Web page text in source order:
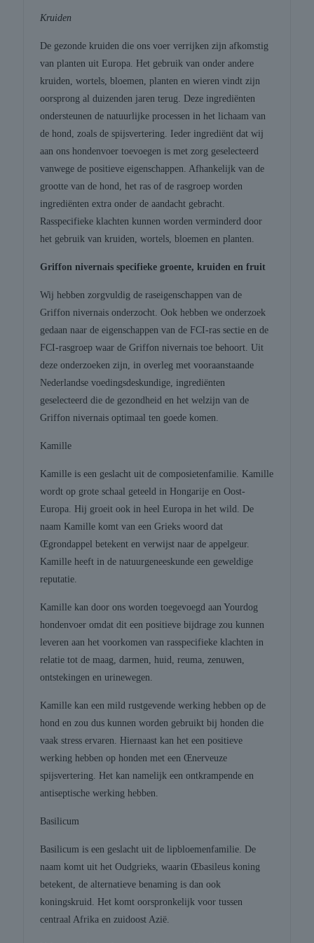
Kruiden
De gezonde kruiden die ons voer verrijken zijn afkomstig
van planten uit Europa. Het gebruik van onder andere
kruiden, wortels, bloemen, planten en wieren vindt zijn
oorsprong al duizenden jaren terug. Deze ingrediënten
ondersteunen de natuurlijke processen in het lichaam van
de hond, zoals de spijsvertering. Ieder ingrediënt dat wij
aan ons hondenvoer toevoegen is met zorg geselecteerd
vanwege de positieve eigenschappen. Afhankelijk van de
grootte van de hond, het ras of de rasgroep worden
ingrediënten extra onder de aandacht gebracht.
Rasspecifieke klachten kunnen worden verminderd door
het gebruik van kruiden, wortels, bloemen en planten.
Griffon nivernais specifieke groente, kruiden en fruit
Wij hebben zorgvuldig de raseigenschappen van de
Griffon nivernais onderzocht. Ook hebben we onderzoek
gedaan naar de eigenschappen van de FCI-ras sectie en de
FCI-rasgroep waar de Griffon nivernais toe behoort. Uit
deze onderzoeken zijn, in overleg met vooraanstaande
Nederlandse voedingsdeskundige, ingrediënten
geselecteerd die de gezondheid en het welzijn van de
Griffon nivernais optimaal ten goede komen.
Kamille
Kamille is een geslacht uit de composietenfamilie. Kamille
wordt op grote schaal geteeld in Hongarije en Oost-
Europa. Hij groeit ook in heel Europa in het wild. De
naam Kamille komt van een Grieks woord dat
Œgrondappel betekent en verwijst naar de appelgeur.
Kamille heeft in de natuurgeneeskunde een geweldige
reputatie.
Kamille kan door ons worden toegevoegd aan Yourdog
hondenvoer omdat dit een positieve bijdrage zou kunnen
leveren aan het voorkomen van rasspecifieke klachten in
relatie tot de maag, darmen, huid, reuma, zenuwen,
ontstekingen en urinewegen.
Kamille kan een mild rustgevende werking hebben op de
hond en zou dus kunnen worden gebruikt bij honden die
vaak stress ervaren. Hiernaast kan het een positieve
werking hebben op honden met een Œnerveuze
spijsvertering. Het kan namelijk een ontkrampende en
antiseptische werking hebben.
Basilicum
Basilicum is een geslacht uit de lipbloemenfamilie. De
naam komt uit het Oudgrieks, waarin Œbasileus koning
betekent, de alternatieve benaming is dan ook
koningskruid. Het komt oorspronkelijk voor tussen
centraal Afrika en zuidoost Azië.